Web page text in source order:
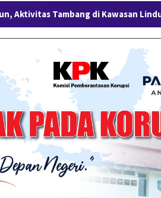
di Kawasan Lindung Desa Gantung